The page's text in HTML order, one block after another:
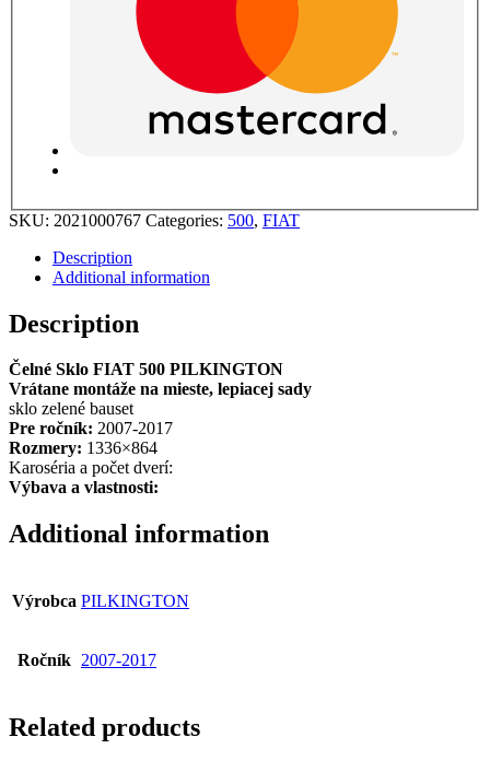
SKU: 2021000767 Categories: 500, FIAT
Description
Additional information
Description
Čelné Sklo FIAT 500 PILKINGTON
Vrátane montáže na mieste, lepiacej sady
sklo zelené bauset
Pre ročník: 2007-2017
Rozmery: 1336×864
Karoséria a počet dverí:
Výbava a vlastnosti:
Additional information
Výrobca PILKINGTON
Ročník 2007-2017
Related products